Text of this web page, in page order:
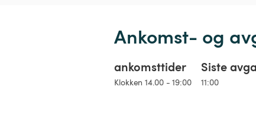
Ankomst- og
ankomsttider
Klokken 14.00 - 19:00
Siste
11:00